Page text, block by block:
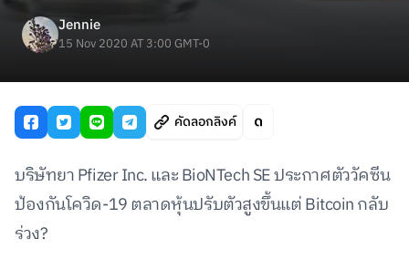
Jennie
15 Nov 2020 AT 3:00 GMT-0
คัดลอกลิงค์
บริษัทยา Pfizer Inc. และ BioNTech SE ประกาศตัววัคซีน
ป้องกันโควิด-19 ตลาดหุ้นปรับตัวสูงขึ้นแต่ Bitcoin กลับ
ร่วง?